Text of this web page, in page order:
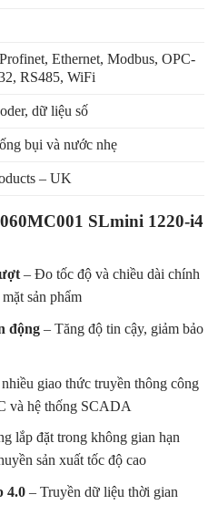
Ethernet, Modbus, OPC-
RS485, WiFi
dữ liệu số
bụi và nước nhẹ
– UK
SLmini 1220-i4
– Đo tốc độ và chiều dài chính
sản phẩm
động– Tăng độ tin cậy, giảm bảo
giao thức truyền thông công
và hệ thống SCADA
lắp đặt trong không gian hạn
sản xuất tốc độ cao
4.0– Truyền dữ liệu thời gian